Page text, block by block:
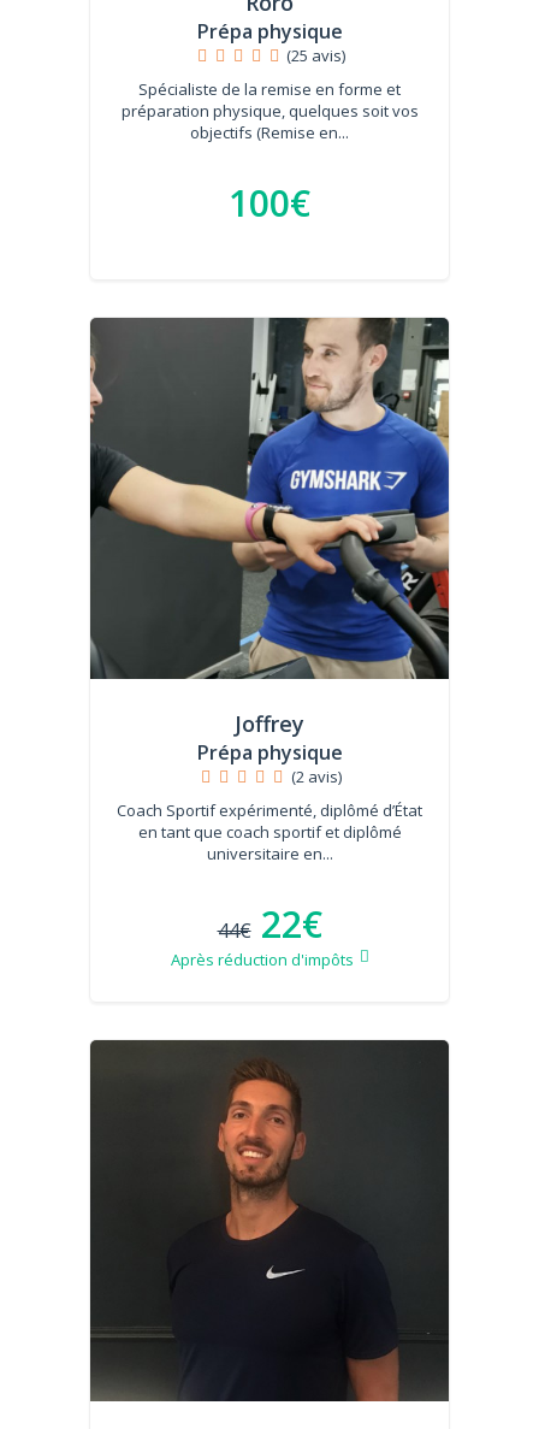
Prépa physique
(25 avis)
Spécialiste de la remise en forme et
préparation physique, quelques soit vos
objectifs (Remise en...
100€
Joffrey
Prépa physique
(2 avis)
Coach Sportif expérimenté, diplômé d’État
en tant que coach sportif et diplômé
universitaire en...
44€ 22€
Après réduction d'impôts